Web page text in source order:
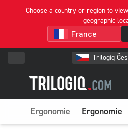
Choose a country or region to
geographic
Trilogiq
Ergonomie Ergonomie